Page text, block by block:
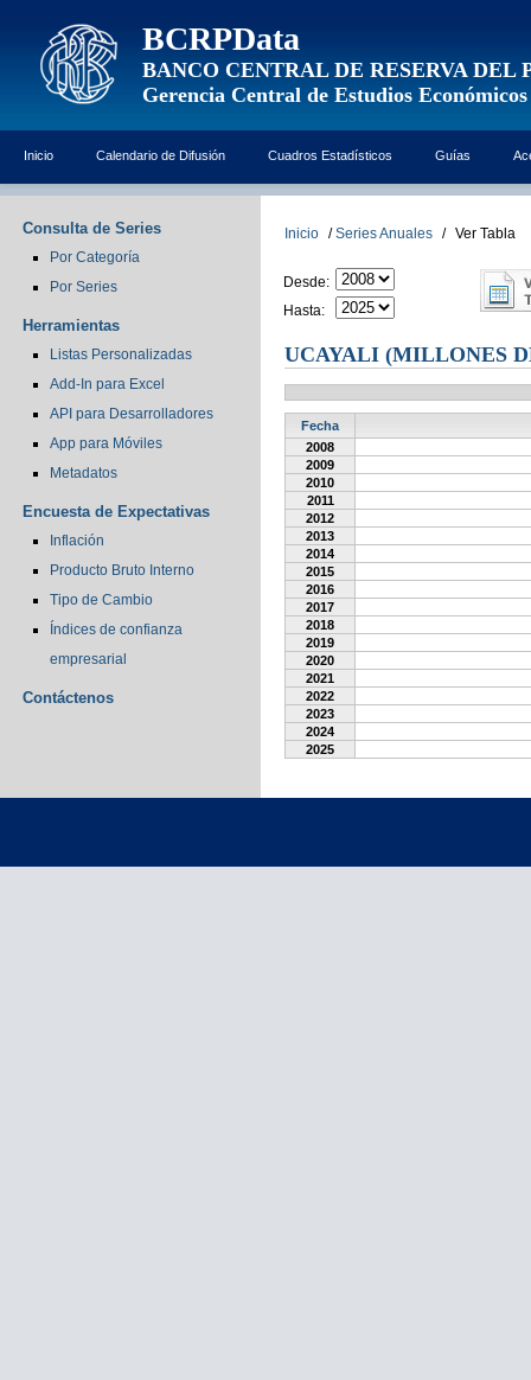
BCRPData
BANCO CENTRAL DE RESERVA DEL
Gerencia Central de Estudios Económicos
Inicio Calendario de Difusión Cuadros Estadísticos Guías
Consulta de Series
Por Categoría
Por Series
Herramientas
Listas Personalizadas
Add-In para Excel
API para Desarrolladores
App para Móviles
Metadatos
Encuesta de Expectativas
Inflación
Producto Bruto Interno
Tipo de Cambio
Índices de confianza
empresarial
Contáctenos
Inicio / Series Anuales / Ver Tabla
Desde:
Hasta:
UCAYALI (MILLONES
Fecha
2008
2009
2010
2011
2012
2013
2014
2015
2016
2017
2018
2019
2020
2021
2022
2023
2024
2025